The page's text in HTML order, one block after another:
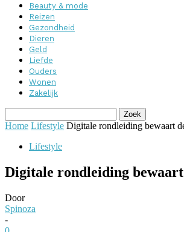
Beauty & mode
Reizen
Gezondheid
Dieren
Geld
Liefde
Ouders
Wonen
Zakelijk
Home Lifestyle Digitale rondleiding bewaart
Lifestyle
Digitale rondleiding
Door
Spinoza
-